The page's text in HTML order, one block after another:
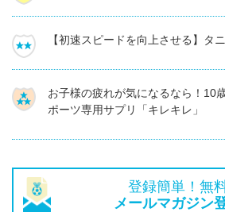
【初速スピードを向上させる】タ
お子様の疲れが気になるなら！10
ポーツ専用サプリ「キレキレ」
登録簡単！無
メールマガジン